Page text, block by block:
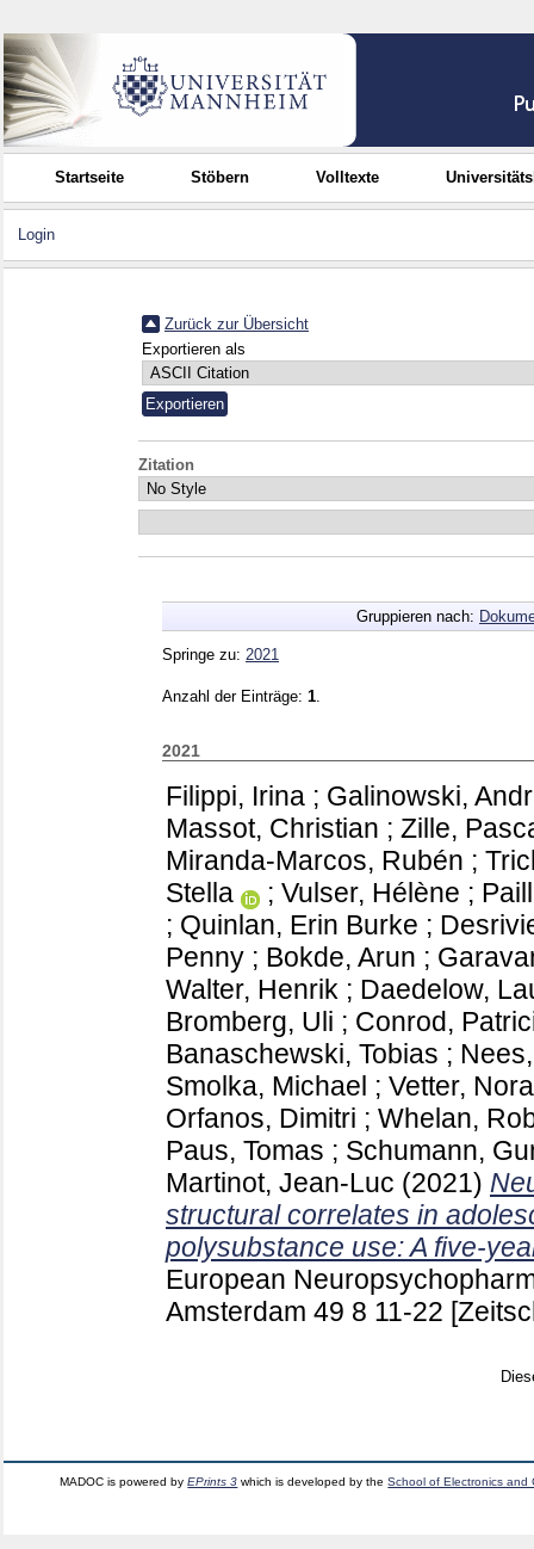
Startseite Stöbern Volltexte
Login
Zurück zur Übersicht
Exportieren als
Zitation
Gruppieren nach:
Springe zu: 2021
Anzahl der Einträge: 1
2021
Filippi, Irina ; Galinowski,
Massot, Christian ; Zille,
Miranda-Marcos, Rubén ;
Stella
; Vulser, Hélène ;
; Quinlan, Erin Burke ;
Penny ; Bokde, Arun ;
Walter, Henrik ; Daedelow,
Bromberg, Uli ; Conrod,
Banaschewski, Tobias ;
Smolka, Michael ; Vetter,
Orfanos, Dimitri ; Whelan,
Paus, Tomas ; Schumann,
Martinot, Jean-Luc (2021)
structural correlates in
polysubstance use: A five-
European
Amsterdam 49 8 11-22
MADOC is powered byEPrints 3 which is developed by theSchool of Electronics and